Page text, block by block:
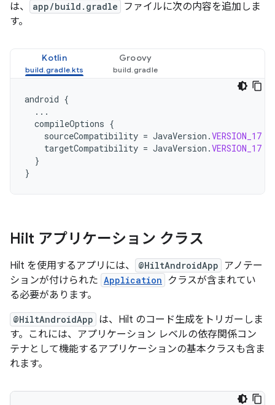
は、
app/build.gradle
ファイルに次の内容を追加しま
す。
Kotlin Groovy
android {
...
compileOptions {
sourceCompatibility = JavaVersion .VERSION_17
targetCompatibility = JavaVersion .VERSION_17
}
}
Hilt アプリケーション クラス
Hilt を使用するアプリには、 @HiltAndroidApp アノテー
ションが付けられた Application
クラスが含まれてい
る必要があります。
@HiltAndroidApp は、Hilt のコード生成をトリガーしま
す。これには、アプリケーション レベルの依存関係コン
テナとして機能するアプリケーションの基本クラスも含ま
れます。